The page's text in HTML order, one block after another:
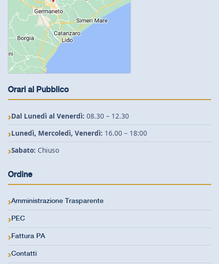
Orari al Pubblico
Dal Lunedì al Venerdì: 08.30 – 12.30
Lunedì, Mercoledì, Venerdì: 16.00 – 18:00
Sabato: Chiuso
Ordine
Amministrazione Trasparente
PEC
Fattura PA
Contatti